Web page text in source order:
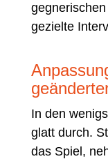
gezielte
In den
glatt durch.
das Spiel,